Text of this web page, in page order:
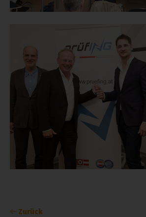
Zurück